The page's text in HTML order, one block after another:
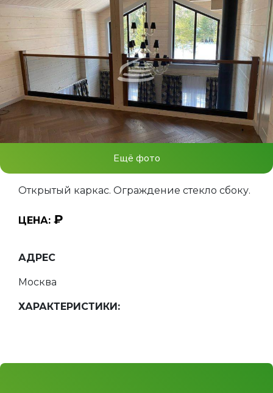
Ещё фото
Открытый каркас. Ограждение стекло сбоку.
ЦЕНА: ₽
АДРЕС
Москва
ХАРАКТЕРИСТИКИ: